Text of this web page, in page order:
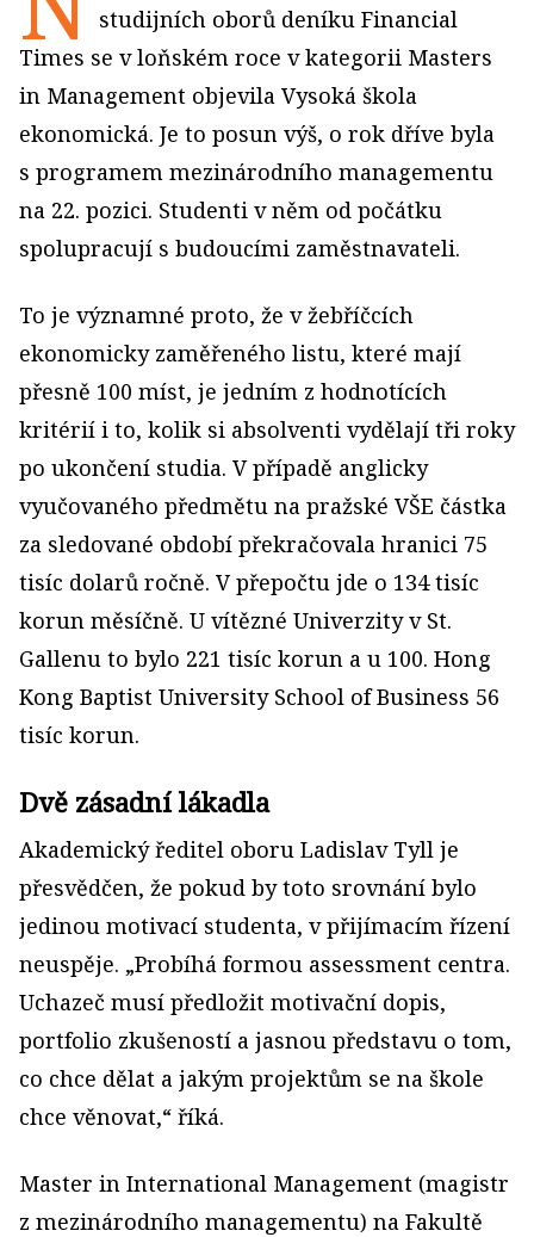
studijních oborů deníku Financial
Times se v loňském roce v kategorii Masters
in Management objevila Vysoká škola
ekonomická. Je to posun výš, o rok dříve byla
s programem mezinárodního managementu
na 22. pozici. Studenti v něm od počátku
spolupracují s budoucími zaměstnavateli.
To je významné proto, že v žebříčcích
ekonomicky zaměřeného listu, které mají
přesně 100 míst, je jedním z hodnotících
kritérií i to, kolik si absolventi vydělají tři roky
po ukončení studia. V případě anglicky
vyučovaného předmětu na pražské VŠE částka
za sledované období překračovala hranici 75
tisíc dolarů ročně. V přepočtu jde o 134 tisíc
korun měsíčně. U vítězné Univerzity v St.
Gallenu to bylo 221 tisíc korun a u 100. Hong
Kong Baptist University School of Business 56
tisíc korun.
Dvě zásadní lákadla
Akademický ředitel oboru Ladislav Tyll je
přesvědčen, že pokud by toto srovnání bylo
jedinou motivací studenta, v přijímacím řízení
neuspěje. „Probíhá formou assessment centra.
Uchazeč musí předložit motivační dopis,
portfolio zkušeností a jasnou představu o tom,
co chce dělat a jakým projektům se na škole
chce věnovat,“ říká.
Master in International Management (magistr
z mezinárodního managementu) na Fakultě